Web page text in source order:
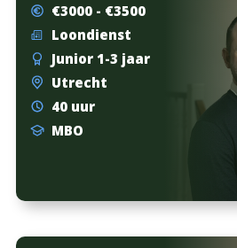
€3000 - €3500
Loondienst
Junior 1-3 jaar
Utrecht
40 uur
MBO